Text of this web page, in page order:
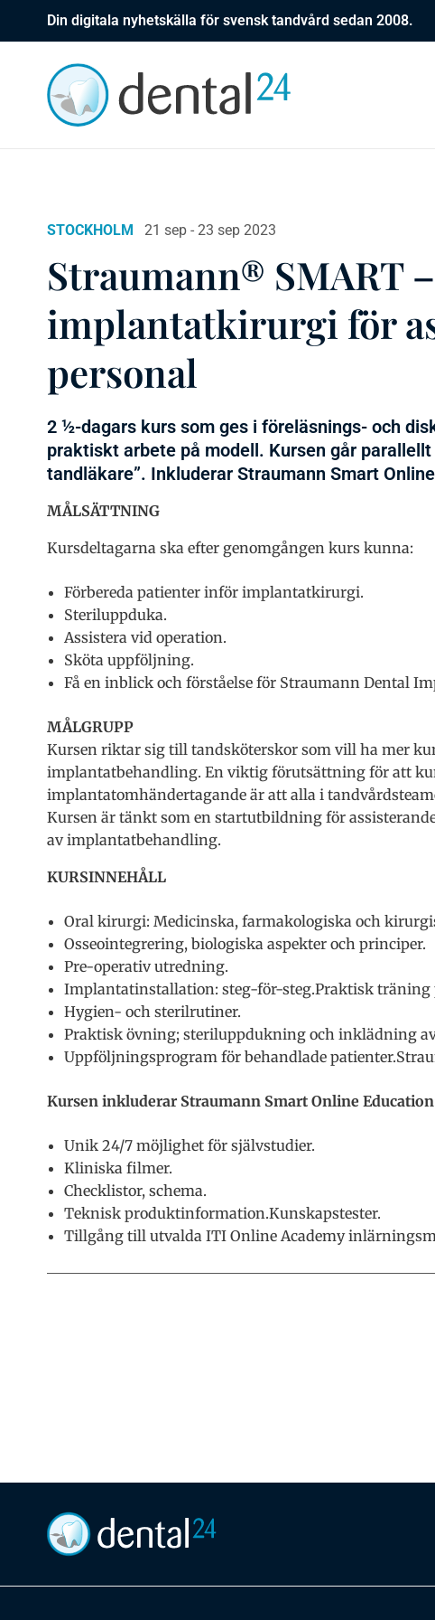
Din digitala nyhetskälla för svensk tandvård sedan 2008.
STOCKHOLM 21 sep - 23 sep 2023
Straumann® SMART
implantatkirurgi för
personal
2 ½-dagars kurs som ges i föreläsnings- och
praktiskt arbete på modell. Kursen går
tandläkare”. Inkluderar Straumann Smart
MÅLSÄTTNING
Kursdeltagarna ska efter genomgången kurs kunna:
Förbereda patienter inför implantatkirurgi.
Steriluppduka.
Assistera vid operation.
Sköta uppföljning.
Få en inblick och förståelse för Straumann Dental
MÅLGRUPP
Kursen riktar sig till tandsköterskor som vill ha mer
implantatbehandling. En viktig förutsättning för att
implantatomhändertagande är att alla i
Kursen är tänkt som en startutbildning för
av implantatbehandling.
KURSINNEHÅLL
Oral kirurgi: Medicinska, farmakologiska och
Osseointegrering, biologiska aspekter och principer.
Pre-operativ utredning.
Implantatinstallation: steg-för-steg.Praktisk träning
Hygien- och sterilrutiner.
Praktisk övning; steriluppdukning och inklädning
Uppföljningsprogram för behandlade
Kursen inkluderar Straumann Smart Online
Unik 24/7 möjlighet för självstudier.
Kliniska filmer.
Checklistor, schema.
Teknisk produktinformation.Kunskapstester.
Tillgång till utvalda ITI Online Academy